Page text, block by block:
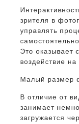
зрителя в
управлять
Это оказывает
воздействие на
Малый размер
В отличие от
занимает
загружается